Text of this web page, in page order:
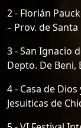
2 - Florián
– Prov. de Santa
3 - San Ignacio
Depto. De Beni,
4 - Casa de
Jesuiticas de